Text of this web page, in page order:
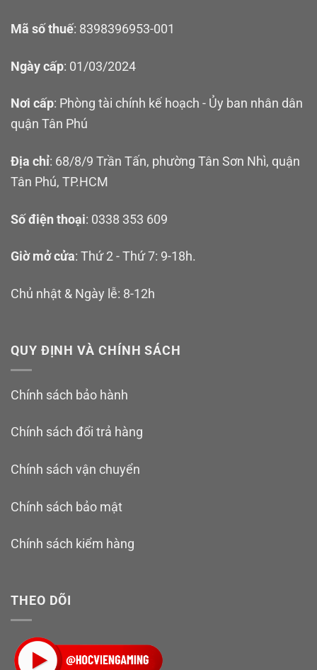
Mã số thuế: 8398396953-001
Ngày cấp: 01/03/2024
Nơi cấp: Phòng tài chính kế hoạch - Ủy ban nhân dân
quận Tân Phú
Địa chỉ: 68/8/9 Trần Tấn, phường Tân Sơn Nhì, quận
Tân Phú, TP.HCM
Số điện thoại: 0338 353 609
Giờ mở cửa: Thứ 2 - Thứ 7: 9-18h.
Chủ nhật & Ngày lễ: 8-12h
QUY ĐỊNH VÀ CHÍNH SÁCH
Chính sách bảo hành
Chính sách đổi trả hàng
Chính sách vận chuyển
Chính sách bảo mật
Chính sách kiểm hàng
THEO DÕI